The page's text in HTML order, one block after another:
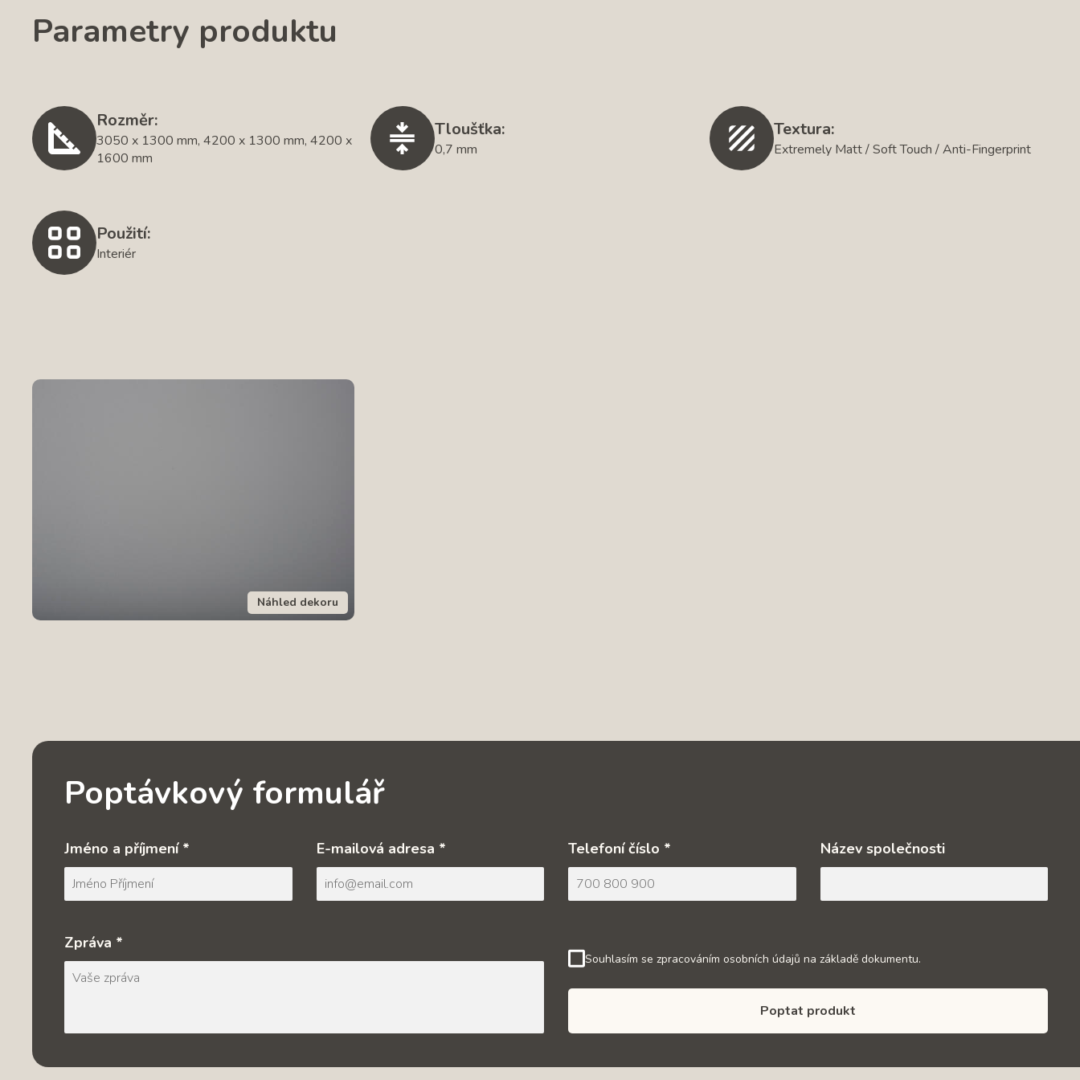
Parametry produktu
Rozměr:
3050 x 1300 mm, 4200 x 1300 mm, 4200 x
1600 mm
Tloušťka:
0,7 mm
Textura:
Extremely Matt / Soft Touch / Anti-Fingerprint
Použití:
Interiér
Náhled dekoru
Poptávkový formulář
Jméno a příjmení * E-mailová adresa * Telefoní číslo * Název společnosti
Zpráva *
Souhlasím se zpracováním osobních údajů na základě dokumentu.
Poptat produkt